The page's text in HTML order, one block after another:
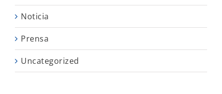
Noticia
Prensa
Uncategorized